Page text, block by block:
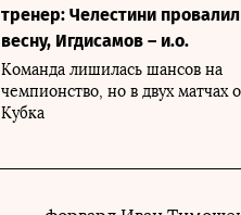
тренер: Челестини провалил
весну, Игдисамов – и.о.
Команда лишилась шансов на
чемпионство, но в двух матчах
Кубка